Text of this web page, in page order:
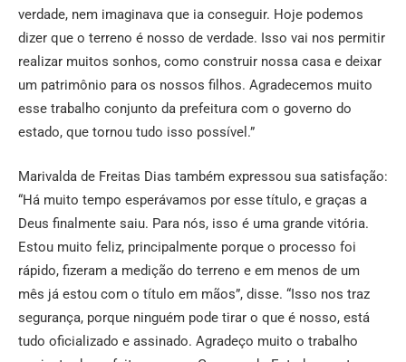
verdade, nem imaginava que ia conseguir. Hoje podemos
dizer que o terreno é nosso de verdade. Isso vai nos permitir
realizar muitos sonhos, como construir nossa casa e deixar
um patrimônio para os nossos filhos. Agradecemos muito
esse trabalho conjunto da prefeitura com o governo do
estado, que tornou tudo isso possível.”
Marivalda de Freitas Dias também expressou sua satisfação:
“Há muito tempo esperávamos por esse título, e graças a
Deus finalmente saiu. Para nós, isso é uma grande vitória.
Estou muito feliz, principalmente porque o processo foi
rápido, fizeram a medição do terreno e em menos de um
mês já estou com o título em mãos”, disse. “Isso nos traz
segurança, porque ninguém pode tirar o que é nosso, está
tudo oficializado e assinado. Agradeço muito o trabalho